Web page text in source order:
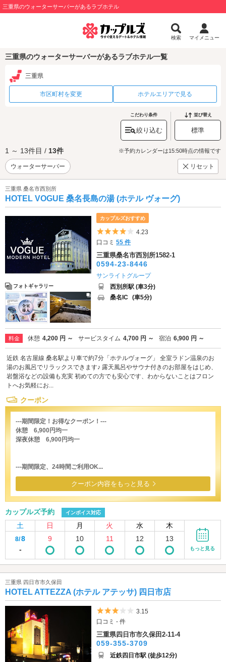
三重県のウォーターサーバーがあるラブホテル
検索 マイメニュー
三重県のウォーターサーバーがあるラブホテル一覧
三重県
市区町村を変更 ホテルエリアで見る
こだわり条件
絞り込む
並び替え
標準
1 ～ 13件目 / 13件 ※予約カレンダーは15:50時点の情報です
ウォーターサーバー リセット
三重県 桑名市西別所
HOTEL VOGUE 桑名長島の湯 (ホテル ヴォーグ)
フォトギャラリー
カップルズおすすめ
5つ星のうち4
4.23
口コミ55 件
三重県桑名市西別所1582-1
0594-23-8446
サンライトグループ
西別所駅 (車3分)
桑名IC (車5分)
料金 休憩 4,200 円 ～ サービスタイム 4,700 円 ～ 宿泊 6,900 円 ～
近鉄 名古屋線 桑名駅より車で約7分「ホテルヴォーグ」 全室ラドン温泉のお
湯のお風呂でリラックスできます♪ 露天風呂やサウナ付きのお部屋をはじめ、
岩盤浴などの設備も充実 初めての方でも安心です、わからないことはフロン
トへお気軽にお...
クーポン
---期間限定！お得なクーポン！---
休憩 6,900円均一
深夜休憩 6,900円均一
---期間限定、24時間ご利用OK...
クーポン内容をもっと見る
カップルズ予約 インボイス対応
土 日 月 火 水 木
8/8
-
9 10 11 12 13
もっと見る
三重県 四日市市久保田
HOTEL ATTEZZA (ホテル アテッサ) 四日市店
5つ星のうち3
3.15
口コミ - 件
三重県四日市市久保田2-11-4
059-355-3709
近鉄四日市駅 (徒歩12分)